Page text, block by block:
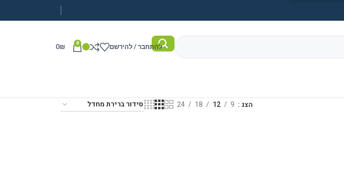
להתחבר / להירשם 0
0₪
הצג 9
12
18
24